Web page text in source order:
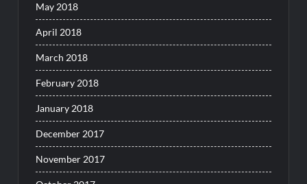
May 2018
April 2018
March 2018
February 2018
January 2018
December 2017
November 2017